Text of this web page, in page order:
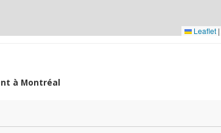
Leaflet |
à Montréal